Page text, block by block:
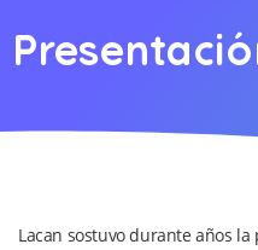
Lacan sostuvo durante años